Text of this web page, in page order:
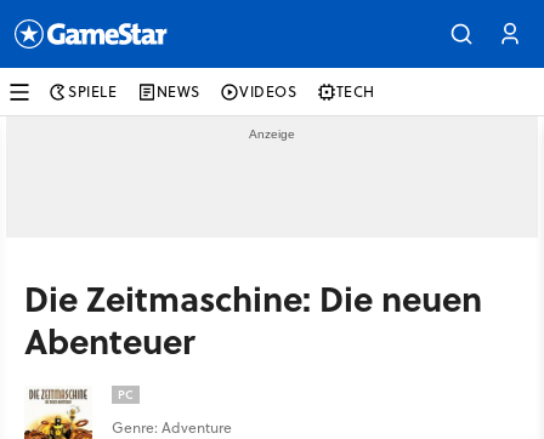
SPIELE NEWS VIDEOS TECH
Die Zeitmaschine: Die neuen
Abenteuer
PC
Genre: Adventure